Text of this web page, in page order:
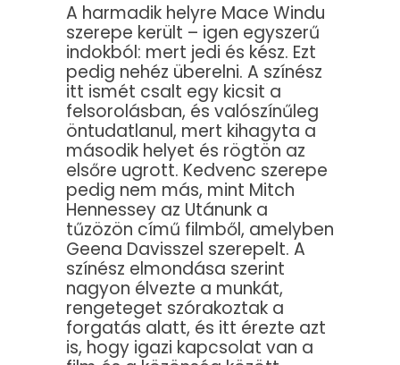
A harmadik helyre Mace Windu
szerepe került – igen egyszerű
indokból: mert jedi és kész. Ezt
pedig nehéz überelni. A színész
itt ismét csalt egy kicsit a
felsorolásban, és valószínűleg
öntudatlanul, mert kihagyta a
második helyet és rögtön az
elsőre ugrott. Kedvenc szerepe
pedig nem más, mint Mitch
Hennessey az Utánunk a
tűzözön című filmből, amelyben
Geena Davisszel szerepelt. A
színész elmondása szerint
nagyon élvezte a munkát,
rengeteget szórakoztak a
forgatás alatt, és itt érezte azt
is, hogy igazi kapcsolat van a